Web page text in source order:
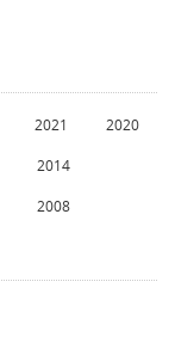
2021 2020
2014
2008